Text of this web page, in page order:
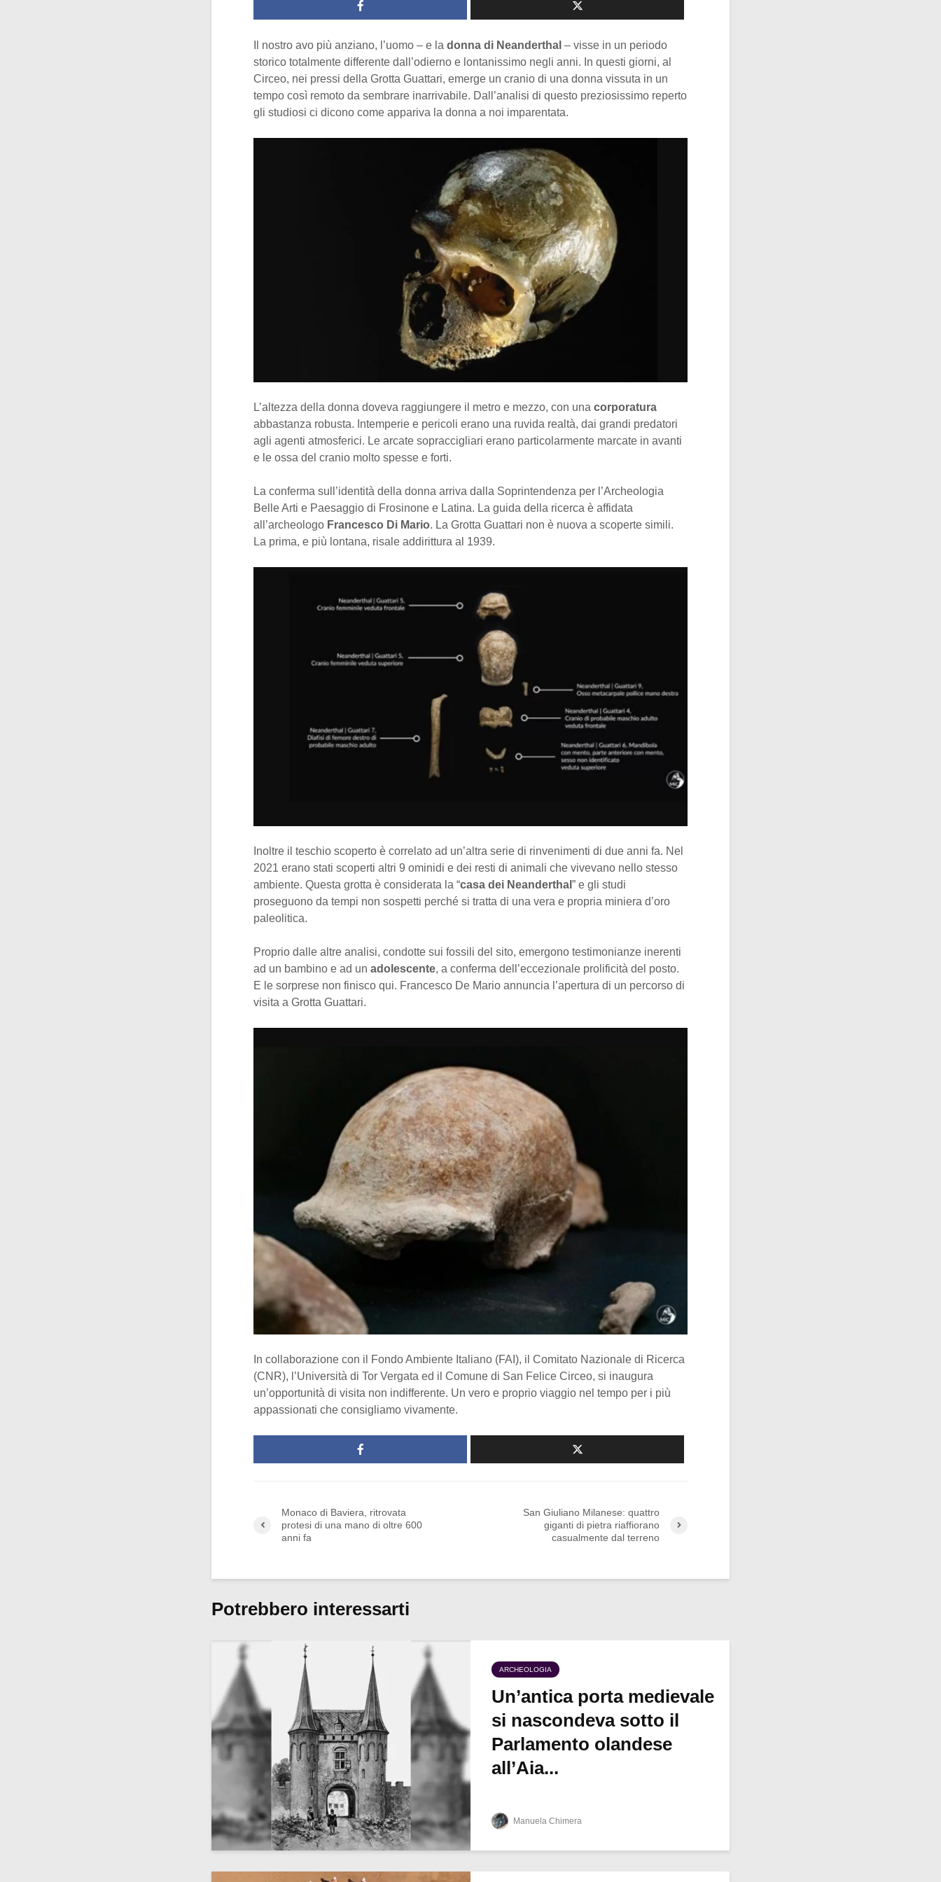
Il nostro avo più anziano, l’uomo – e la donna di Neanderthal – visse in un periodo
storico totalmente differente dall’odierno e lontanissimo negli anni. In questi giorni, al
Circeo, nei pressi della Grotta Guattari, emerge un cranio di una donna vissuta in un
tempo così remoto da sembrare inarrivabile. Dall’analisi di questo preziosissimo reperto
gli studiosi ci dicono come appariva la donna a noi imparentata.
L’altezza della donna doveva raggiungere il metro e mezzo, con una corporatura
abbastanza robusta. Intemperie e pericoli erano una ruvida realtà, dai grandi predatori
agli agenti atmosferici. Le arcate sopraccigliari erano particolarmente marcate in avanti
e le ossa del cranio molto spesse e forti.
La conferma sull’identità della donna arriva dalla Soprintendenza per l’Archeologia
Belle Arti e Paesaggio di Frosinone e Latina. La guida della ricerca è affidata
all’archeologo Francesco Di Mario. La Grotta Guattari non è nuova a scoperte simili.
La prima, e più lontana, risale addirittura al 1939.
Inoltre il teschio scoperto è correlato ad un’altra serie di rinvenimenti di due anni fa. Nel
2021 erano stati scoperti altri 9 ominidi e dei resti di animali che vivevano nello stesso
ambiente. Questa grotta è considerata la “casa dei Neanderthal ” e gli studi
proseguono da tempi non sospetti perché si tratta di una vera e propria miniera d’oro
paleolitica.
Proprio dalle altre analisi, condotte sui fossili del sito, emergono testimonianze inerenti
ad un bambino e ad un adolescente, a conferma dell’eccezionale prolificità del posto.
E le sorprese non finisco qui. Francesco De Mario annuncia l’apertura di un percorso di
visita a Grotta Guattari.
In collaborazione con il Fondo Ambiente Italiano (FAI), il Comitato Nazionale di Ricerca
(CNR), l’Università di Tor Vergata ed il Comune di San Felice Circeo, si inaugura
un’opportunità di visita non indifferente. Un vero e proprio viaggio nel tempo per i più
appassionati che consigliamo vivamente.
Monaco di Baviera, ritrovata
protesi di una mano di oltre 600
anni fa
San Giuliano Milanese: quattro
giganti di pietra riaffiorano
casualmente dal terreno
Potrebbero interessarti
ARCHEOLOGIA
Un’antica porta medievale
si nascondeva sotto il
Parlamento olandese
all’Aia...
Manuela Chimera